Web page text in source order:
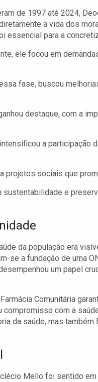
de 1997 até 2024,
a vida dos
essencial para a
ele focou em
fase, buscou
destaque, com a
a participação
projetos sociais que
sustentabilidade e
da população era
se a fundação de uma
um papel
Comunitária
com a
da saúde, mas
Mello foi sentido em